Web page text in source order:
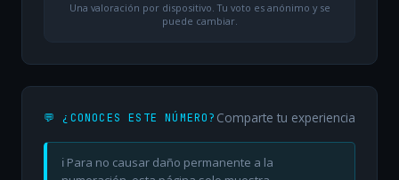
Una valoración por dispositivo. Tu voto es anónimo y se
puede cambiar.
💬 ¿CONOCES ESTE NÚMERO? Comparte tu experiencia
ℹ️ Para no causar daño permanente a la